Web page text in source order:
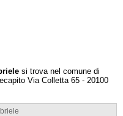
si trova nel comune di
Via Colletta 65 - 20100